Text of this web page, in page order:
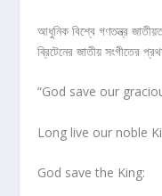
আধুনিক বিশ্বে গণতন্ত্র
ব্রিটেনের জাতীয় সংগীতের
“God save our
Long live our noble
God save the King: